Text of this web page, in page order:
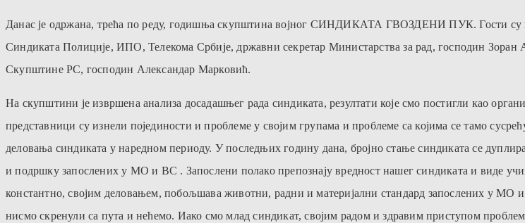
Данас је одржана, трећа по реду, годишња скупштина војног СИНДИКАТА ГВОЗДЕНИ ПУК. Гости су
Синдиката Полиције, ИПО, Телекома Србије, државни секретар Министарства за рад, господин
Скупштине РС, господин Александар Марковић.
На скупштини је извршена анализа досадашњег рада синдиката, резултати које смо постигли као
представници су изнели појединости и проблеме у својим групама и проблеме са којима се тамо
деловања синдиката у наредном периоду. У последњих годину дана, бројно стање синдиката се
и подршку запослених у МО и ВС . Запослени полако препознају вредност нашег синдиката и виде
константно, својим деловањем, побољшава животни, радни и материјални стандард запослених у МО
нисмо скренули са пута и нећемо. Иако смо млад синдикат, својим радом и здравим приступом